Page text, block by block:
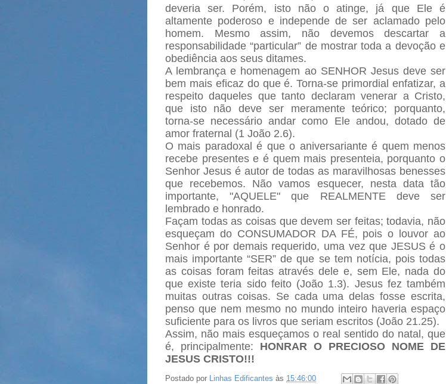
deveria ser. Porém, isto não o atinge, já que Ele é
altamente poderoso e independe de ser aclamado pelo
homem. Mesmo assim, não devemos descartar a
responsabilidade “particular” de mostrar toda a devoção e
obediência aos seus ditames.
A lembrança e homenagem ao SENHOR Jesus deve ser
bem mais eficaz do que é. Torna-se primordial enfatizar, a
respeito daqueles que tanto declaram venerar a Cristo,
que isto não deve ser meramente teórico; porquanto,
torna-se necessário andar como Ele andou, dotado de
amor fraternal (1 João 2.6).
O mais paradoxal é que o aniversariante é quem menos
recebe presentes e é quem mais presenteia, porquanto o
Senhor Jesus é autor de todas as maravilhosas benesses
que recebemos. Não vamos esquecer, nesta data tão
importante, "AQUELE" que REALMENTE deve ser
lembrado e honrado.
Façam todas as coisas que devem ser feitas; todavia, não
esqueçam do CONSUMADOR DA FÉ, pois o louvor ao
Senhor é por demais requerido, uma vez que JESUS é o
mais importante “SER” de que se tem notícia, pois todas
as coisas foram feitas através dele e, sem Ele, nada do
que existe teria sido feito (João 1.3). Jesus fez também
muitas outras coisas. Se cada uma delas fosse escrita,
penso que nem mesmo no mundo inteiro haveria espaço
suficiente para os livros que seriam escritos (João 21.25).
Assim, não mais esqueçamos o real sentido do natal, que
é, principalmente: HONRAR O PRECIOSO NOME DE
JESUS CRISTO!!!
Postado por Linhas Edificantes às 15:46:00